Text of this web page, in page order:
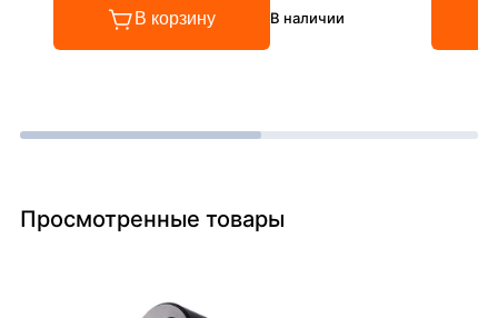
В корзину В наличии
Просмотренные товары